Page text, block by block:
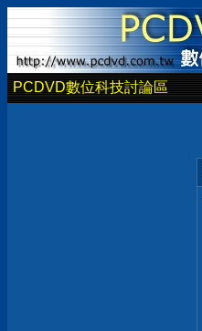
PCDVD數位科技討論區